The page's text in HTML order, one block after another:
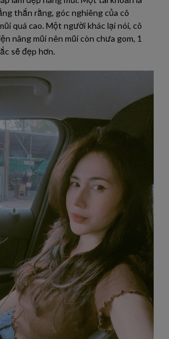
thắn rằng, góc nghiêng của cô
quá cao. Một người khác lại nói, cô
nâng mũi nên mũi còn chưa gom, 1
sẽ đẹp hơn.